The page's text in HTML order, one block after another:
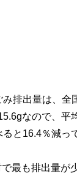
排出量は、全
なので、平
と16.4％減っ
最も排出量が